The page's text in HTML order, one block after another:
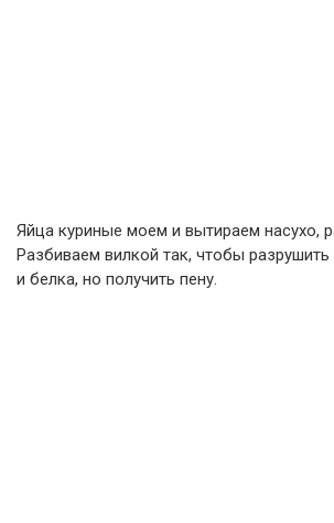
Яйца куриные моем и вытираем насухо,
Разбиваем вилкой так, чтобы разрушить
и белка, но получить пену.